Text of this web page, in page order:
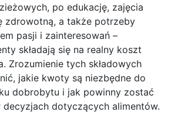
po edukację, zajęcia
zdrowotną, a także potrzeby
pasji i zainteresowań –
składają się na realny koszt
Zrozumienie tych składowych
jakie kwoty są niezbędne do
dobrobytu i jak powinny zostać
dotyczących alimentów.